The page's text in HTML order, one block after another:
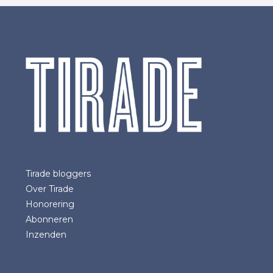
Tirade bloggers
Over Tirade
Honorering
Abonneren
Inzenden